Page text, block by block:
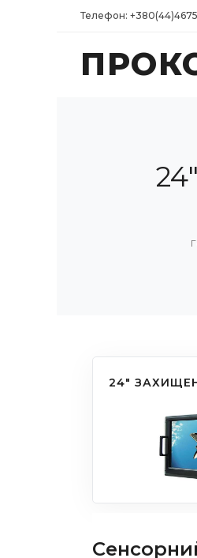
Телефон:
24"